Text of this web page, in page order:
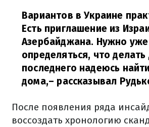
Вариантов в Украине
Есть приглашение из
Азербайджана. Нужно уже
определяться, что
последнего надеюсь
дома,– рассказывал
После появления ряда
воссоздать хронологию